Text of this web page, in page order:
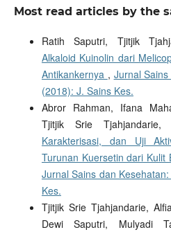
Most read articles by the
Ratih Saputri, Tjitjik
Alkaloid Kuinolin dari
Antikankernya , Jurnal
(2018): J. Sains Kes.
Abror Rahman, Ifana
Tjitjik Srie Tjahjandarie,
Karakterisasi, dan Uji
Turunan Kuersetin dari Kulit
Jurnal Sains dan
Kes.
Tjitjik Srie Tjahjandarie,
Dewi Saputri, Mulyadi